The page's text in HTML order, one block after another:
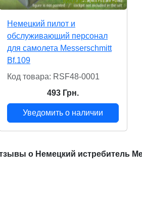
Немецкий пилот и
обслуживающий персонал
для самолета Messerschmitt
Bf.109
Код товара: RSF48-0001
493 Грн.
Уведомить о наличии
о Немецкий истребитель